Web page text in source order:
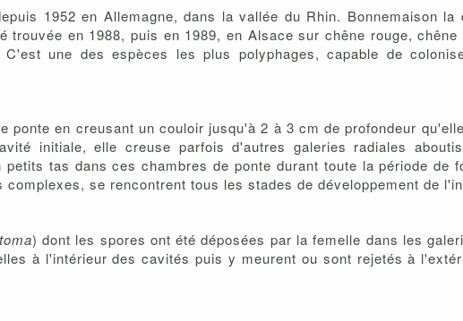
1952 en Allemagne, dans la vallée du Rhin. Bonnemaison la
en 1988, puis en 1989, en Alsace sur chêne rouge, chêne
une des espèces les plus polyphages, capable de
en creusant un couloir jusqu'à 2 à 3 cm de profondeur
initiale, elle creuse parfois d'autres galeries radiales
tas dans ces chambres de ponte durant toute la période de
se rencontrent tous les stades de développement de
) dont les spores ont été déposées par la femelle dans les
à l'intérieur des cavités puis y meurent ou sont rejetés à